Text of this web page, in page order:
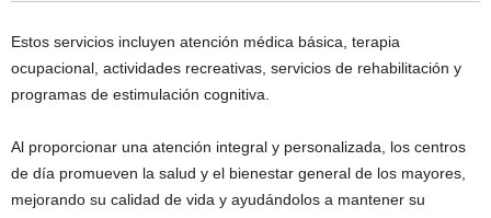
Estos servicios incluyen atención médica básica, terapia
ocupacional, actividades recreativas, servicios de rehabilitación y
programas de estimulación cognitiva.
Al proporcionar una atención integral y personalizada, los centros
de día promueven la salud y el bienestar general de los mayores,
mejorando su calidad de vida y ayudándolos a mantener su